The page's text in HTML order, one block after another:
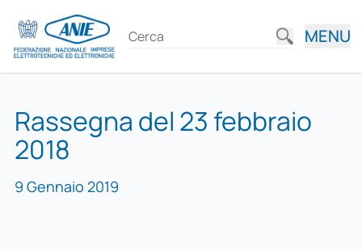
MENU
Rassegna del 23 febbraio
2018
9 Gennaio 2019